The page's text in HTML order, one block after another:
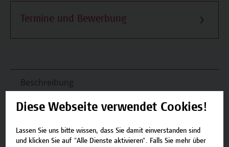
Termine und Bewerbung
Beschreibung
Termine und Bewerbung
Zurück zum Zertifikatsprogramm
Diese Webseite verwendet Cookies!
Lassen Sie uns bitte wissen, dass Sie damit einverstanden sind
und klicken Sie auf "Alle Dienste aktivieren". Falls Sie mehr über